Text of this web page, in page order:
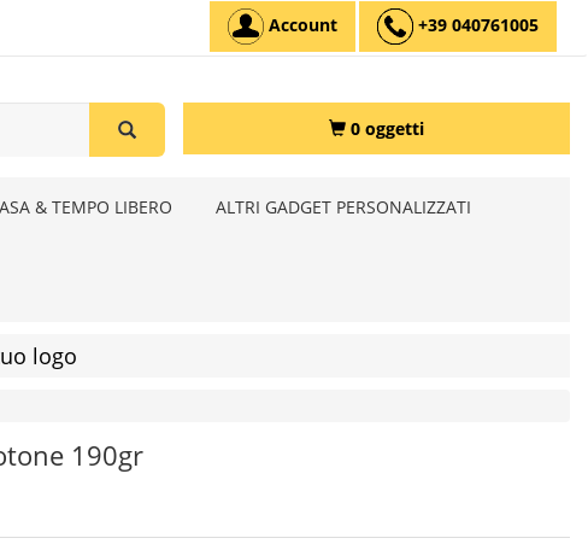
Account +39 040761005
0 oggetti
& TEMPO LIBERO ALTRI GADGET PERSONALIZZATI
logo
190gr